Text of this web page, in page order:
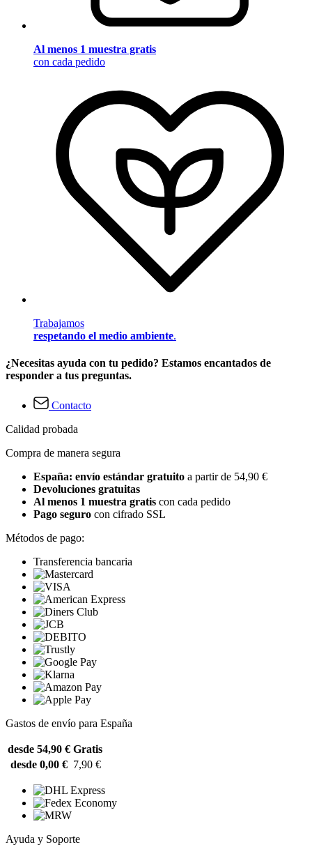
Al menos 1 muestra gratis
con cada pedido
Trabajamos
respetando el medio ambiente.
¿Necesitas ayuda con tu pedido? Estamos encantados de
responder a tus preguntas.
Contacto
Calidad probada
Compra de manera segura
España: envío estándar gratuito a partir de 54,90 €
Devoluciones gratuitas
Al menos 1 muestra gratis con cada pedido
Pago seguro con cifrado SSL
Métodos de pago:
Transferencia bancaria
Gastos de envío para España
desde 54,90 € Gratis
desde 0,00 € 7,90 €
Ayuda y Soporte